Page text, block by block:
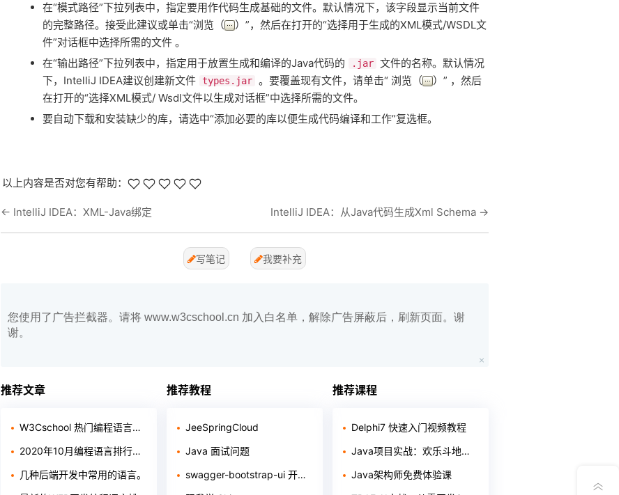
在“模式路径”下拉列表中，指定要用作代码生成基础的文件。默认情况下，该字段显示当前文件
的完整路径。接受此建议或单击“浏览（
）”，然后在打开的“选择用于生成的XML模式/WSDL文
件”对话框中选择所需的文件 。
在“输出路径”下拉列表中，指定用于放置生成和编译的Java代码的
.jar 文件的名称。默认情况
下，IntelliJ IDEA建议创建新文件
types.jar 。要覆盖现有文件，请单击“ 浏览（
）” ，然后
在打开的“选择XML模式/ Wsdl文件以生成对话框”中选择所需的文件。
要自动下载和安装缺少的库，请选中“添加必要的库以便生成代码编译和工作”复选框。
以上内容是否对您有帮助：
← IntelliJ IDEA：XML-Java绑定 IntelliJ IDEA：从Java代码生成Xml Schema →
写笔记 我要补充
您使用了广告拦截器。请将 www.w3cschool.cn 加入白名单，解除广告屏蔽后，刷新页面。谢
谢。
推荐文章
W3Cschool 热门编程语言排行榜 2020年 10月 TOP10
2020年10月编程语言排行榜：Python 即将超越 Java
几种后端开发中常用的语言。
推荐教程
JeeSpringCloud
Java 面试问题
swagger-bootstrap-ui 开发指南
推荐课程
Delphi7 快速入门视频教程
Java项目实战：欢乐斗地主游戏开发教程
Java架构师免费体验课